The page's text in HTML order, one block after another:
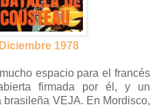
1978
espacio para el francés
firmada por él, y un
VEJA. En Mordisco,